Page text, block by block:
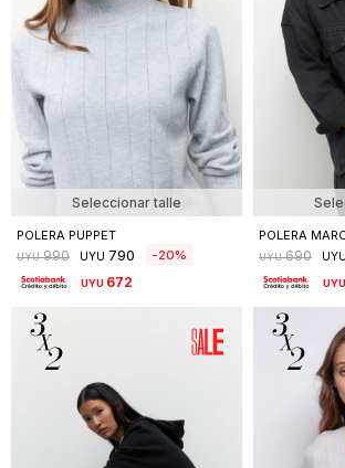
Seleccionar talle
POLERA PUPPET
UYU 990 UYU 790 20
UYU 672
POLERA
UYU 690 UYU
UYU